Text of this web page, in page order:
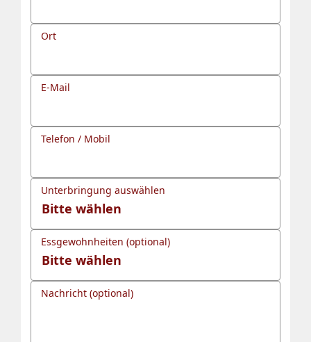
Ort
E-Mail
Telefon / Mobil
Unterbringung auswählen
Essgewohnheiten (optional)
Nachricht (optional)